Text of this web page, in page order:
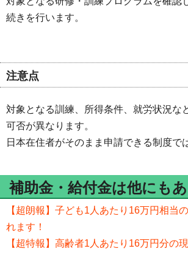
続きを行います。
注意点
対象となる訓練、所得条件、就労状況な
可否が異なります。
日本在住者がそのまま申請できる制度で
補助金・給付金は他にも
【超朗報】子ども1人あたり16万円相当
れます！
【超特報】高齢者1人あたり16万円分の